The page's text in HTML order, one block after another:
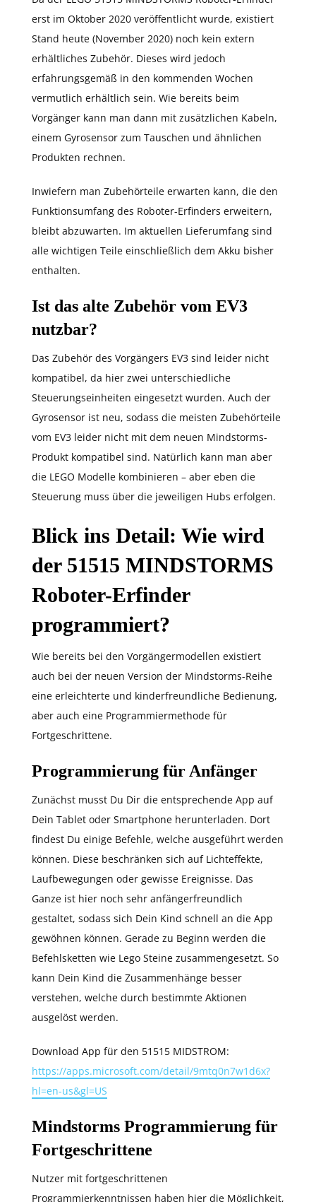
erst im Oktober 2020 veröffentlicht wurde, existiert
Stand heute (November 2020) noch kein extern
erhältliches Zubehör. Dieses wird jedoch
erfahrungsgemäß in den kommenden Wochen
vermutlich erhältlich sein. Wie bereits beim
Vorgänger kann man dann mit zusätzlichen Kabeln,
einem Gyrosensor zum Tauschen und ähnlichen
Produkten rechnen.
Inwiefern man Zubehörteile erwarten kann, die den
Funktionsumfang des Roboter-Erfinders erweitern,
bleibt abzuwarten. Im aktuellen Lieferumfang sind
alle wichtigen Teile einschließlich dem Akku bisher
enthalten.
Ist das alte Zubehör vom EV3
nutzbar?
Das Zubehör des Vorgängers EV3 sind leider nicht
kompatibel, da hier zwei unterschiedliche
Steuerungseinheiten eingesetzt wurden. Auch der
Gyrosensor ist neu, sodass die meisten Zubehörteile
vom EV3 leider nicht mit dem neuen Mindstorms-
Produkt kompatibel sind. Natürlich kann man aber
die LEGO Modelle kombinieren – aber eben die
Steuerung muss über die jeweiligen Hubs erfolgen.
Blick ins Detail: Wie wird
der 51515 MINDSTORMS
Roboter-Erfinder
programmiert?
Wie bereits bei den Vorgängermodellen existiert
auch bei der neuen Version der Mindstorms-Reihe
eine erleichterte und kinderfreundliche Bedienung,
aber auch eine Programmiermethode für
Fortgeschrittene.
Programmierung für Anfänger
Zunächst musst Du Dir die entsprechende App auf
Dein Tablet oder Smartphone herunterladen. Dort
findest Du einige Befehle, welche ausgeführt werden
können. Diese beschränken sich auf Lichteffekte,
Laufbewegungen oder gewisse Ereignisse. Das
Ganze ist hier noch sehr anfängerfreundlich
gestaltet, sodass sich Dein Kind schnell an die App
gewöhnen können. Gerade zu Beginn werden die
Befehlsketten wie Lego Steine zusammengesetzt. So
kann Dein Kind die Zusammenhänge besser
verstehen, welche durch bestimmte Aktionen
ausgelöst werden.
Download App für den 51515 MIDSTROM:
https://apps.microsoft.com/detail/9mtq0n7w1d6x?
hl=en-us&gl=US
Mindstorms Programmierung für
Fortgeschrittene
Nutzer mit fortgeschrittenen
Programmierkenntnissen haben hier die Möglichkeit,